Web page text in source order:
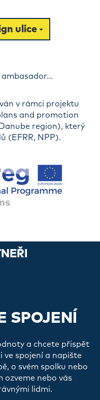
ulice
v rámci projektu
and promotion
region), který
(EFRR, NPP).
SPOJENÍ
a chcete přispět
ve spojení a napište
o svém spolku nebo
ozveme nebo vás
lidmi.